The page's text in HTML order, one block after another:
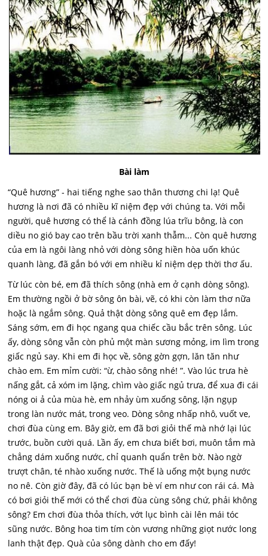
Bài làm
“Quê hương” - hai tiếng nghe sao thân thương chi lạ! Quê
hương là nơi đã có nhiều kĩ niệm đẹp với chúng ta. Với mỗi
người, quê hương có thể là cánh đồng lúa trĩu bông, là con
diều no gió bay cao trên bầu trời xanh thẫm... Còn quê hương
của em là ngôi làng nhỏ với dòng sông hiền hòa uốn khúc
quanh làng, đã gắn bó với em nhiều kỉ niệm dẹp thời thơ ấu.
Từ lúc còn bé, em đã thích sông (nhà em ở cạnh dòng sông).
Em thường ngồi ở bờ sông ôn bài, vẽ, có khi còn làm thơ nữa
hoặc là ngắm sông. Quả thật dòng sông quê em đẹp lắm.
Sáng sớm, em đi học ngang qua chiếc cầu bắc trên sông. Lúc
ấy, dòng sông vẫn còn phủ một màn sương mỏng, im lìm trong
giấc ngủ say. Khi em đi học về, sông gờn gợn, lăn tăn như
chào em. Em mỉm cười: “ừ, chào sông nhé! ”. Vào lúc trưa hè
nấng gắt, cả xóm im lặng, chìm vào giấc ngủ trưa, để xua đi cái
nóng oi ả của mùa hè, em nhảy ùm xuống sông, lặn ngụp
trong làn nước mát, trong veo. Dòng sông nhấp nhô, vuốt ve,
chơi đùa cùng em. Bây giờ, em đã bơi giỏi thế mà nhớ lại lúc
trước, buồn cười quá. Lần ấy, em chưa biết bơi, muôn tắm mà
chẳng dám xuống nước, chỉ quanh quẩn trên bờ. Nào ngờ
trượt chân, té nhào xuống nước. Thế là uống một bụng nước
no nê. Còn giờ đây, đã có lúc bạn bè ví em như con rái cá. Mà
có bơi giỏi thế mới có thể chơi đùa cùng sông chứ, phải không
sông? Em chơi đùa thỏa thích, vớt lục bình cài lên mái tóc
sũng nước. Bông hoa tim tím còn vương những giọt nước long
lanh thật đẹp. Quà của sông dành cho em đấy!